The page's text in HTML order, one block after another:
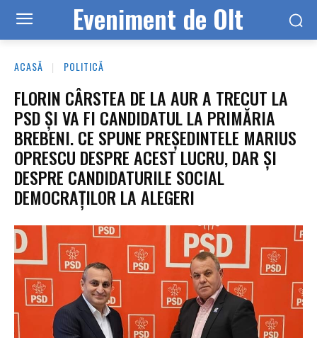
Eveniment de Olt
ACASĂ POLITICĂ
FLORIN CÂRSTEA DE LA AUR A TRECUT LA
PSD ȘI VA FI CANDIDATUL LA PRIMĂRIA
BREBENI. CE SPUNE PREȘEDINTELE MARIUS
OPRESCU DESPRE ACEST LUCRU, DAR ȘI
DESPRE CANDIDATURILE SOCIAL
DEMOCRAȚILOR LA ALEGERI